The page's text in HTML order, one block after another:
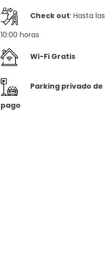
Check out: Hasta las
10:00 horas
Wi-Fi Gratis
Parking privado de
pago